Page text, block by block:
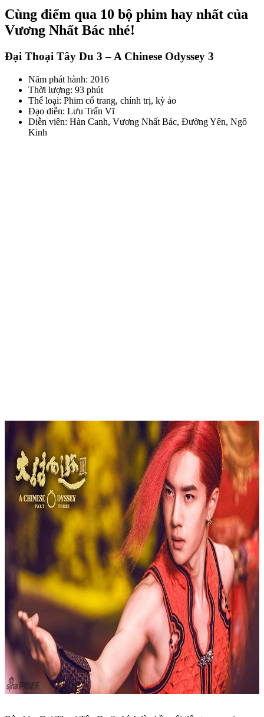
Cùng điểm qua 10 bộ phim hay nhất của
Vương Nhất Bác nhé!
Đại Thoại Tây Du 3 – A Chinese Odyssey 3
Năm phát hành: 2016
Thời lượng: 93 phút
Thể loại: Phim cổ trang, chính trị, kỳ ảo
Đạo diễn: Lưu Trấn Vĩ
Diễn viên: Hàn Canh, Vương Nhất Bác, Đường Yên, Ngô
Kinh